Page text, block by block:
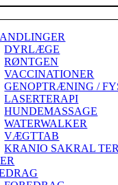
DYRLÆGE
RØNTGEN
VACCINATIONER
GENOPTRÆNING /
LASERTERAPI
HUNDEMASSAGE
WATERWALKER
VÆGTTAB
KRANIO SAKRAL